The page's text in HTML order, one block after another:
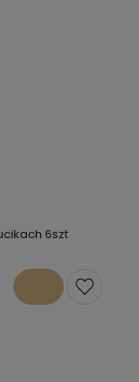
6szt